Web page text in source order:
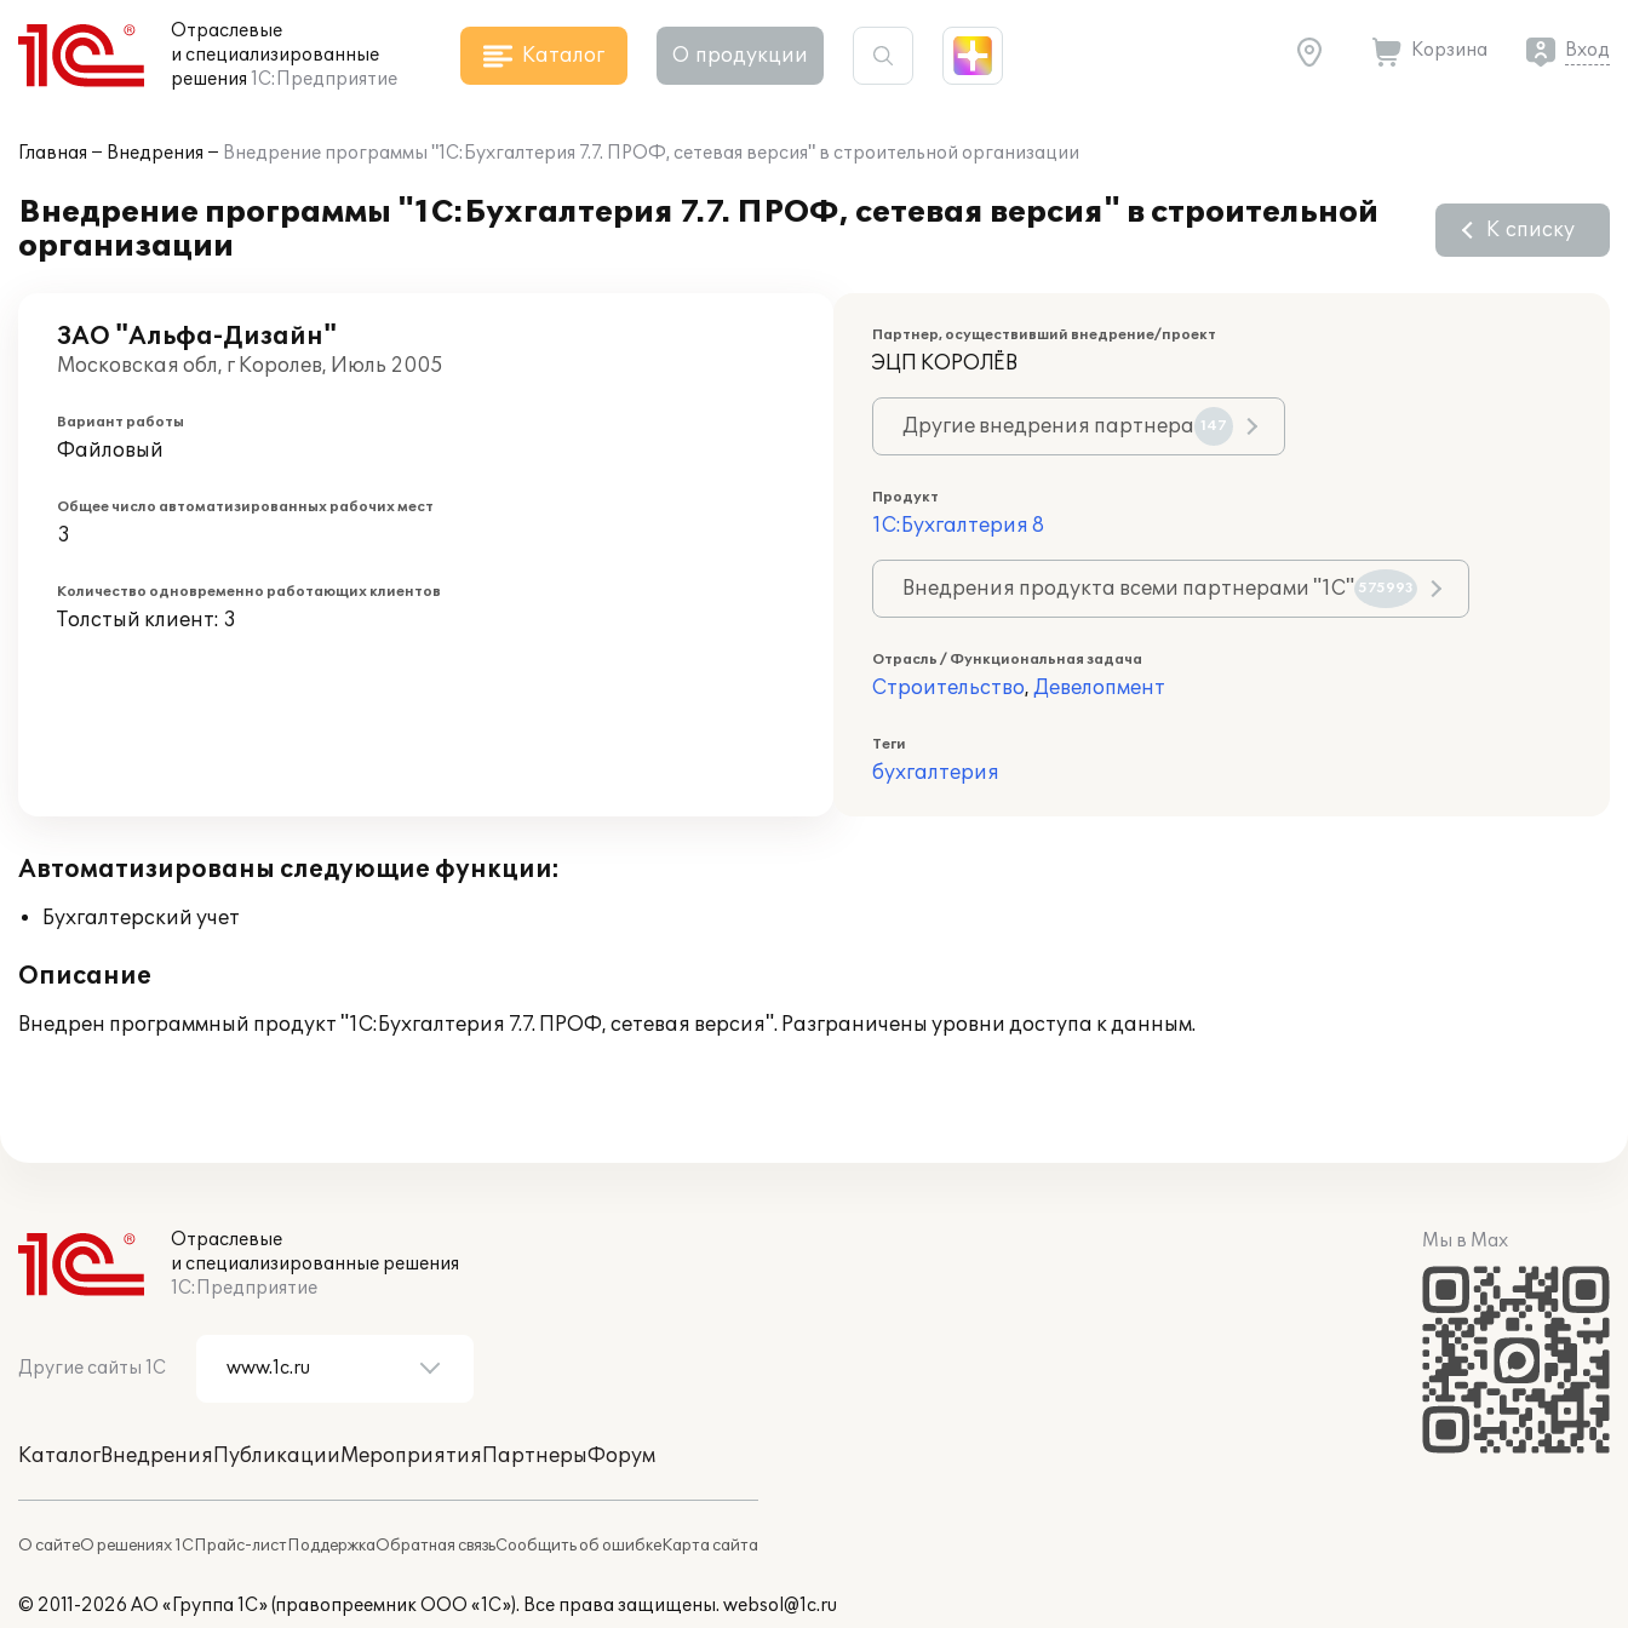
Отраслевые
и специализированные
решения 1С:Предприятие
Каталог О продукции Корзина Вход
Главная Внедрения Внедрение программы "1С:Бухгалтерия 7.7. ПРОФ, сетевая версия" в строительной организации
Внедрение программы "1С:Бухгалтерия 7.7. ПРОФ, сетевая версия" в строительной
организации
К списку
ЗАО "Альфа-Дизайн"
Московская обл, г Королев, Июль 2005
Вариант работы
Файловый
Общее число автоматизированных рабочих мест
3
Количество одновременно работающих клиентов
Толстый клиент: 3
Партнер, осуществивший внедрение/проект
ЭЦП КОРОЛЁВ
Другие внедрения партнера 147
Продукт
1С:Бухгалтерия 8
Внедрения продукта всеми партнерами "1С" 575993
Отрасль / Функциональная задача
Строительство, Девелопмент
Теги
бухгалтерия
Автоматизированы следующие функции:
Бухгалтерский учет
Описание
Внедрен программный продукт "1С:Бухгалтерия 7.7. ПРОФ, сетевая версия". Разграничены уровни доступа к данным.
Отраслевые
и специализированные решения
1С:Предприятие
Другие сайты 1С
КаталогВнедренияПубликацииМероприятияПартнерыФорум
О сайтеО решениях 1СПрайс-листПоддержкаОбратная связьСообщить об ошибкеКарта сайта
Мы в Max
© 2011-2026 АО «Группа 1С» (правопреемник ООО «1С»). Все права защищены. websol@1c.ru